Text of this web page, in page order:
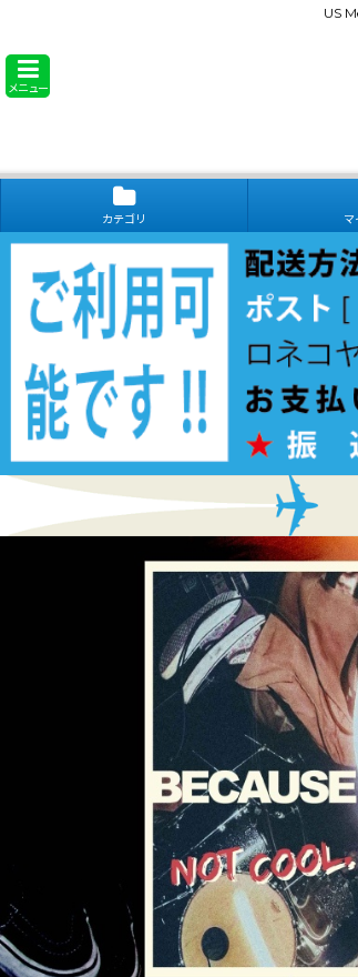
US
メニュー
カテゴリ マ